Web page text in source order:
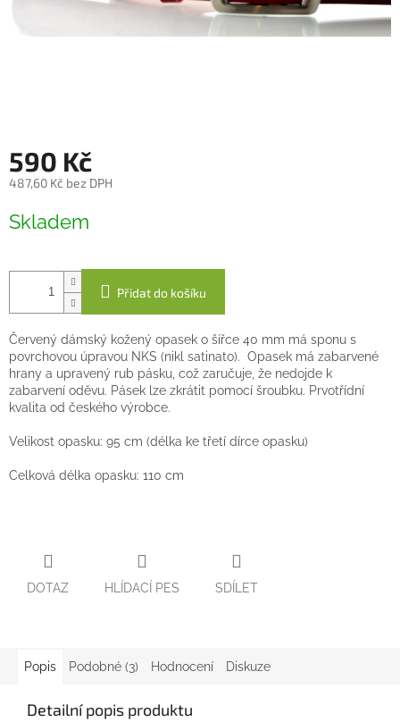
590 Kč
487,60 Kč bez DPH
cena:
Skladem
Přidat do košíku
Červený dámský kožený opasek o šířce 40 mm má sponu s
povrchovou úpravou NKS (nikl satinato). Opasek má zabarvené
hrany a upravený rub pásku, což zaručuje, že nedojde k
zabarvení oděvu. Pásek lze zkrátit pomocí šroubku. Prvotřídní
kvalita od českého výrobce.
Velikost opasku: 95 cm (délka ke třetí dírce opasku)
Celková délka opasku: 110 cm
DOTAZ HLÍDACÍ PES SDÍLET
Popis Podobné (3) Hodnocení Diskuze
Detailní popis produktu